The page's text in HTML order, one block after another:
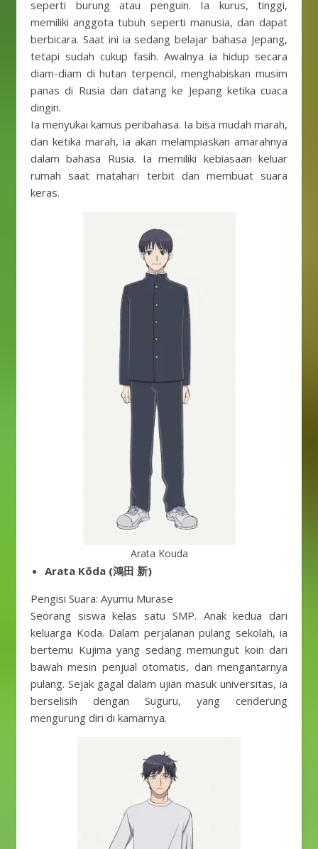
seperti burung atau penguin. Ia kurus, tinggi,
memiliki anggota tubuh seperti manusia, dan dapat
berbicara. Saat ini ia sedang belajar bahasa Jepang,
tetapi sudah cukup fasih. Awalnya ia hidup secara
diam-diam di hutan terpencil, menghabiskan musim
panas di Rusia dan datang ke Jepang ketika cuaca
dingin.
Ia menyukai kamus peribahasa. Ia bisa mudah marah,
dan ketika marah, ia akan melampiaskan amarahnya
dalam bahasa Rusia. Ia memiliki kebiasaan keluar
rumah saat matahari terbit dan membuat suara
keras.
Arata Kouda
Arata Kōda (鴻田 新)
Pengisi Suara: Ayumu Murase
Seorang siswa kelas satu SMP. Anak kedua dari
keluarga Koda. Dalam perjalanan pulang sekolah, ia
bertemu Kujima yang sedang memungut koin dari
bawah mesin penjual otomatis, dan mengantarnya
pulang. Sejak gagal dalam ujian masuk universitas, ia
berselisih dengan Suguru, yang cenderung
mengurung diri di kamarnya.